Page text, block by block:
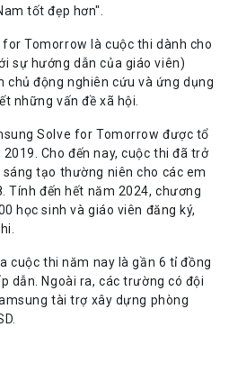
tốt đẹp hơn".
Tomorrow là cuộc thi dành cho
sự hướng dẫn của giáo viên)
chủ động nghiên cứu và ứng dụng
những vấn đề xã hội.
Solve for Tomorrow được tổ
Cho đến nay, cuộc thi đã trở
tạo thường niên cho các em
Tính đến hết năm 2024, chương
học sinh và giáo viên đăng ký,
cuộc thi năm nay là gần 6 tỉ đồng
dẫn. Ngoài ra, các trường có đội
tài trợ xây dựng phòng